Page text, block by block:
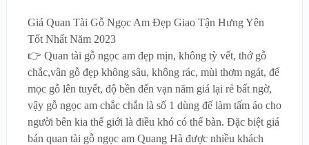
Giá Quan Tài Gỗ Ngọc Am Đẹp Giao Tận Hưng Yên
Tốt Nhất Năm 2023
👉 Quan tài gỗ ngọc am đẹp mịn, không tỳ vết, thớ gỗ
chắc,vân gỗ đẹp không sâu, không rác, mùi thơm ngát, để
mọc gỗ lên tuyết, độ bền đến vạn năm giá lại rẻ bất ngờ,
vậy gỗ ngọc am chắc chắn là số 1 dùng đế làm tấm áo cho
người bên kia thế giới là điều khó có thế bàn. Đặc biệt giá
bán quan tài gỗ ngọc am Quang Hà được nhiều khách